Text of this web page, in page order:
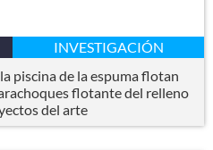
INVESTIGACIÓN
piscina de la espuma flotan
flotante del relleno
del arte